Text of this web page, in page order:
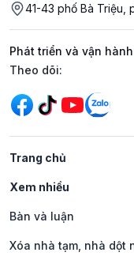
41-43 phố Bà Triệu,
Phát triển và vận
Mạng xã hội
Theo dõi:
Trang chủ
Xem nhiều
Bàn và luận
Xóa nhà tạm, nhà dột